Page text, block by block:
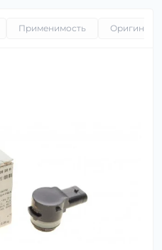
Применимость